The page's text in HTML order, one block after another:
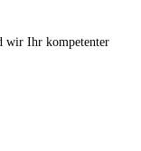
wir Ihr kompetenter